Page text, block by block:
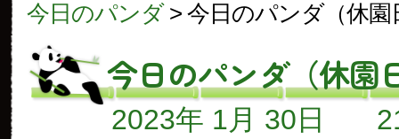
今日のパンダ> 今日のパンダ（休園
今日のパンダ（休園
2023年 1月 30日